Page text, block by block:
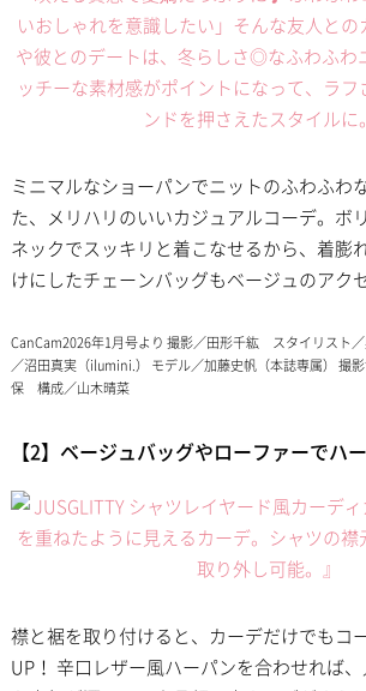
ミニマルなショーパンでニットのふわふわ
た、メリハリのいいカジュアルコーデ。ボ
ネックでスッキリと着こなせるから、着膨
けにしたチェーンバッグもベージュのアク
CanCam2026年1月号より 撮影／田形千紘 スタイリスト
／沼田真実（ilumini.） モデル／加藤史帆（本誌専属） 撮
保 構成／山木晴菜
【2】ベージュバッグやローファーでハ
襟と裾を取り付けると、カーデだけでもコ
UP！ 辛口レザー風ハーパンを合わせれば